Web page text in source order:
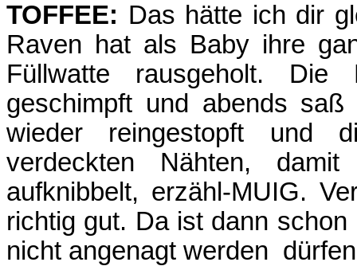
TOFFEE: Das hätte ich dir
Raven hat als Baby ihre
Füllwatte rausgeholt.
geschimpft und abends
wieder reingestopft und
verdeckten Nähten,
aufknibbelt, erzähl-MUIG.
richtig gut. Da ist dann
nicht angenagt werden